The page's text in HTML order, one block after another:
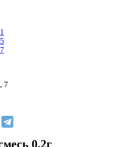
7
0.2г